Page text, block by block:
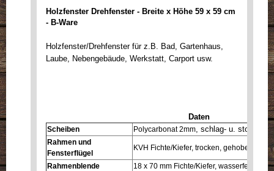
Holzfenster Drehfenster - Breite x Höhe 59 x 59 cm
- B-Ware
Holzfenster/Drehfenster für z.B. Bad, Gartenhaus,
Laube, Nebengebäude, Werkstatt, Carport usw.
Daten
Scheiben Polycarbonat 2mm , schlag- u. stoßfest
Rahmen und
Fensterflügel
KVH Fichte/Kiefer, trocken, gehobelt,
Rahmenblende
18 x 70 mm Fichte/Kiefer, wasserfest auf